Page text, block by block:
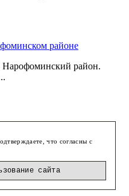
районе
Нарофоминский район.
земли под теплицы.
что согласны с
сайта